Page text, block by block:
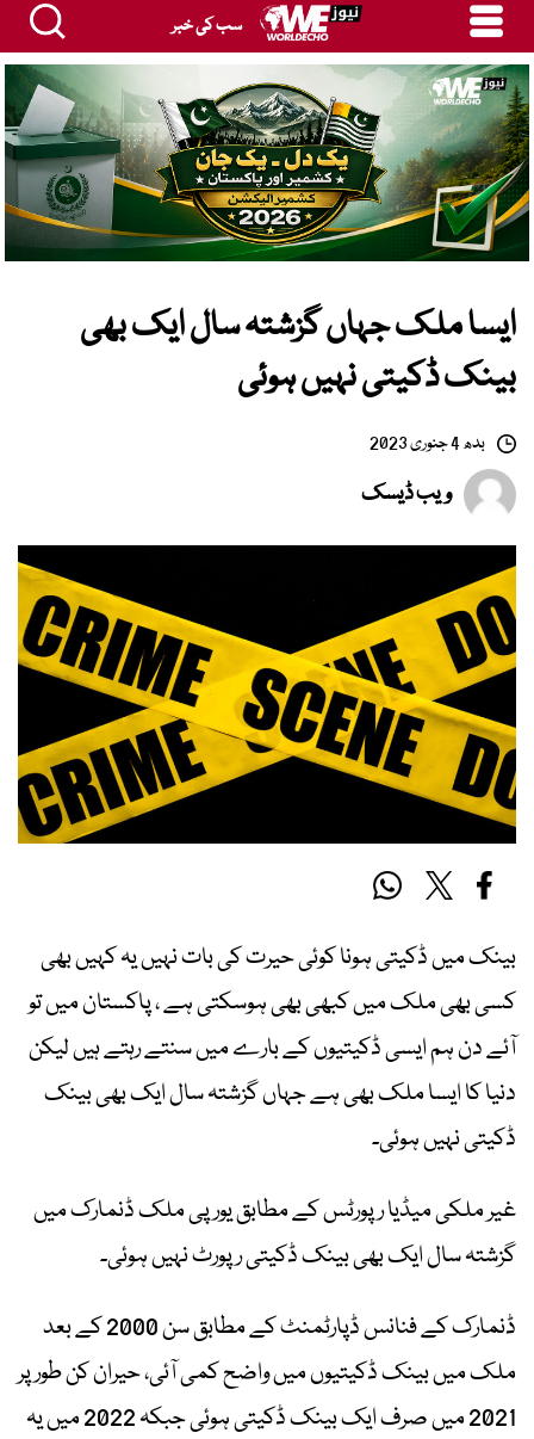
سب کی خبر
ایسا ملک جہاں گزشتہ سال ایک بھی
بینک ڈکیتی نہیں ہوئی
بدھ 4 جنوری 2023
ویب ڈیسک
بینک میں ڈکیتی ہونا کوئی حیرت کی بات نہیں یہ کہیں بھی
کسی بھی ملک میں کبھی بھی ہوسکتی ہے ، پاکستان میں تو
آئے دن ہم ایسی ڈکیتیوں کے بارے میں سنتے رہتے ہیں لیکن
دنیا کا ایسا ملک بھی ہے جہاں گزشتہ سال ایک بھی بینک
ڈکیتی نہیں ہوئی۔
غیر ملکی میڈیا رپورٹس کے مطابق یورپی ملک ڈنمارک میں
گزشتہ سال ایک بھی بینک ڈکیتی رپورٹ نہیں ہوئی۔
ڈنمارک کے فنانس ڈپارٹمنٹ کے مطابق سن 2000 کے بعد
ملک میں بینک ڈکیتیوں میں واضح کمی آئی، حیران کن طور پر
2021 میں صرف ایک بینک ڈکیتی ہوئی جبکہ 2022 میں یہ